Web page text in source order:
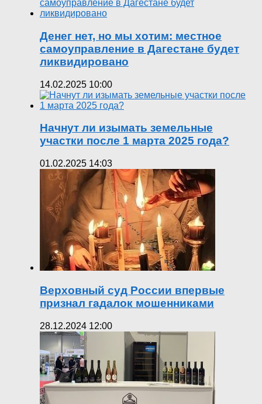
Денег нет, но мы хотим: местное
самоуправление в Дагестане будет
ликвидировано
14.02.2025 10:00
Начнут ли изымать земельные
участки после 1 марта 2025 года?
01.02.2025 14:03
Верховный суд России впервые
признал гадалок мошенниками
28.12.2024 12:00